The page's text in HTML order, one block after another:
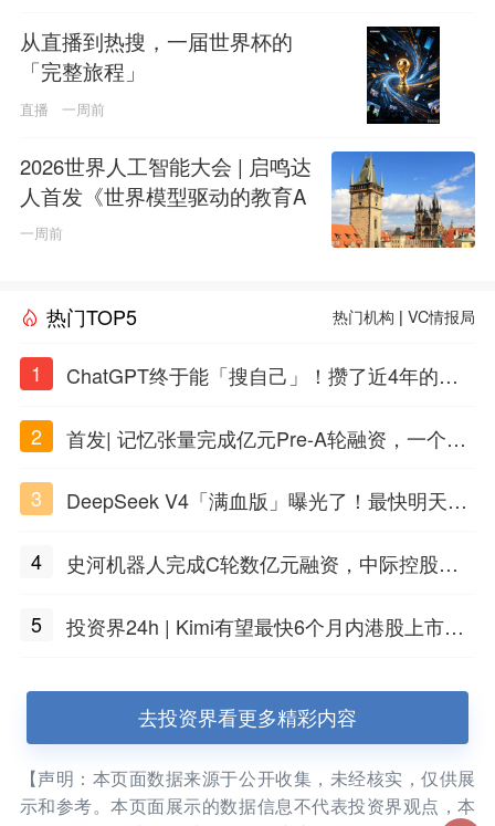
从直播到热搜，一届世界杯的
「完整旅程」
直播 一周前
2026世界人工智能大会 | 启鸣达
人首发《世界模型驱动的教育A
GI白皮书》
一周前
热门TOP5 热门机构 |VC情报局
1
ChatGPT终于能「搜自己」！攒了近4年的对
2
首发| 记忆张量完成亿元Pre-A轮融资，一个上
3
DeepSeek V4「满血版」曝光了！最快明天发
4
史河机器人完成C轮数亿元融资，中际控股领
5
投资界24h | Kimi有望最快6个月内港股上市；
去投资界看更多精彩内容
【声明：本页面数据来源于公开收集，未经核实，仅供展
示和参考。本页面展示的数据信息不代表投资界观点，本